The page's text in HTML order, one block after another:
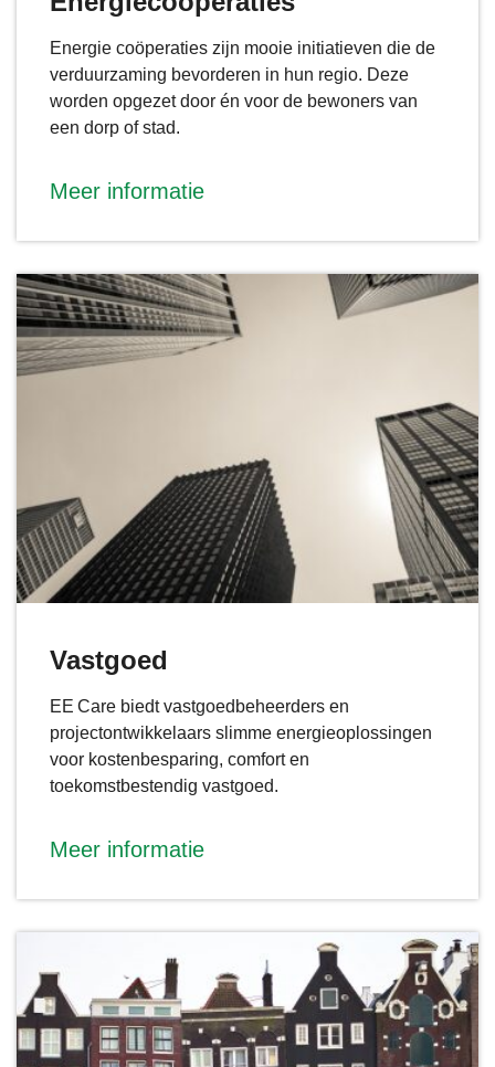
Energie coöperaties zijn mooie initiatieven die de
verduurzaming bevorderen in hun regio. Deze
worden opgezet door én voor de bewoners van
een dorp of stad.
Meer informatie
Vastgoed
EE Care biedt vastgoedbeheerders en
projectontwikkelaars slimme energieoplossingen
voor kostenbesparing, comfort en
toekomstbestendig vastgoed.
Meer informatie